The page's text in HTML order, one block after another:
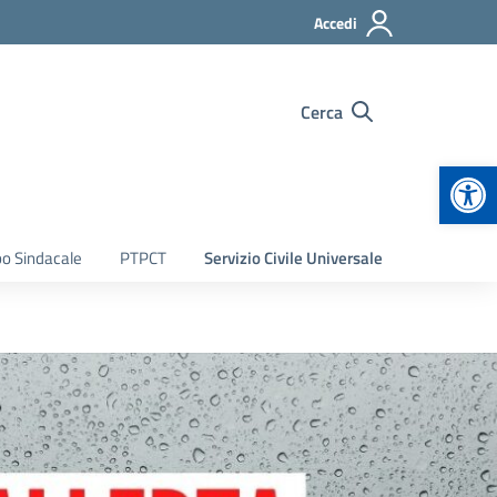
Accedi
Cerca
Sindacale PTPCT Servizio Civile Universale